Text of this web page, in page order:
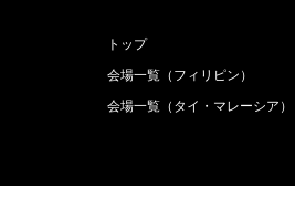
トップ
会場一覧（フィリピン）
会場一覧（タイ・マレーシア）